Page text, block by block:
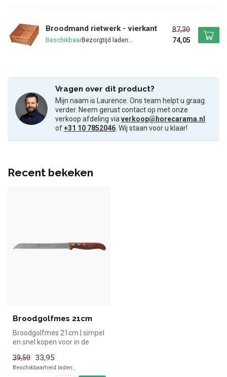
Broodmand rietwerk - vierkant
Beschikbaar
87,30
74,05
Vragen over dit product?
Mijn naam is Laurence. Ons team helpt u graag
verder. Neem gerust contact op met onze
verkoop afdeling viaverkoop@horecarama.nl
of+31 10 7852046. Wij staan voor u klaar!
Recent bekeken
Broodgolfmes 21cm
Broodgolfmes 21cm | simpel
en snel kopen voor in de
39,50
33,95
Beschikbaarheid laden..